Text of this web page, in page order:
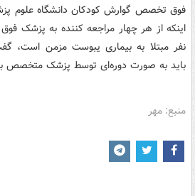
فوق تخصص گوارش کودکان دانشگاه علوم
اینکه از هر چهار مراجعه کننده به پزشک
نفر مبتلا به بیماری یبوست مزمن است،
باید به صورت دوره‌ای توسط پزشک متخصص
منبع: مهر